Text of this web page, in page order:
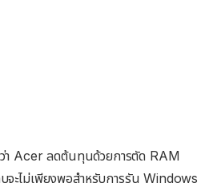
า Acer ลดต้นทุนด้วยการตัด RAM
จะไม่เพียงพอสำหรับการรัน Windows